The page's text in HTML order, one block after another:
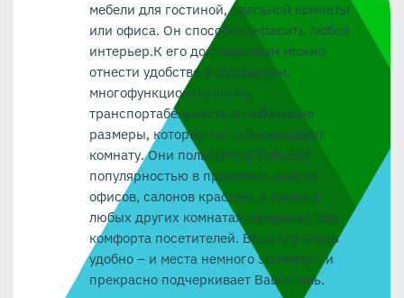
мебели для гостиной, спальной комнаты
или офиса. Он способен украсить любой
интерьер.К его достоинствам можно
отнести удобство в обращении,
многофункциональность,
транспортабельность и небольшие
размеры, которые не загромождают
комнату. Они пользуются большой
популярностью в приемных многих
офисов, салонов красоты, а также в
любых других комнатах ожидания для
комфорта посетителей. Ведь это очень
удобно – и места немного занимает, и
прекрасно подчеркивает Ваш стиль.